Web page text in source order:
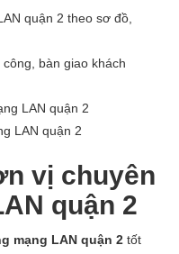
quận 2 theo sơ đồ,
bàn giao khách
LAN quận 2
vị chuyên
quận 2
mạng LAN quận 2 tốt